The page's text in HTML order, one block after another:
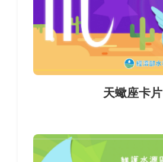
天蠍座卡片